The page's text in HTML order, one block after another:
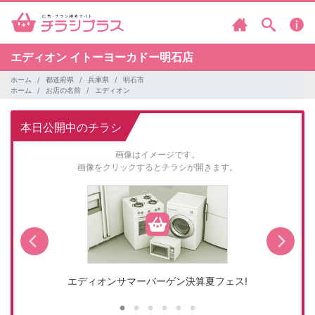
エディオン イトーヨーカドー明石店
ホーム 都道府県 兵庫県
明石市
ホーム
お店の名前 エディオン
本日公開中のチラシ
画像はイメージです。
画像をクリックするとチラシが開きます。
エディオンサマーバーゲン決算夏フェス!